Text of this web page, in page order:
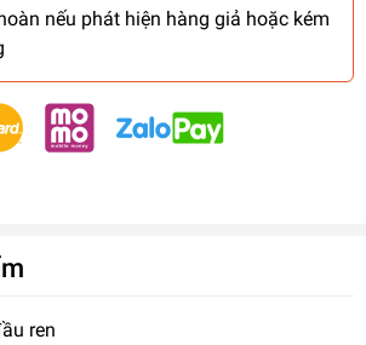
nếu phát hiện hàng giả hoặc kém
ren